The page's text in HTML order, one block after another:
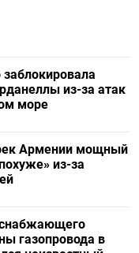
из-за атак
море
Армении мощный
из-за
снабжающего
газопровода в